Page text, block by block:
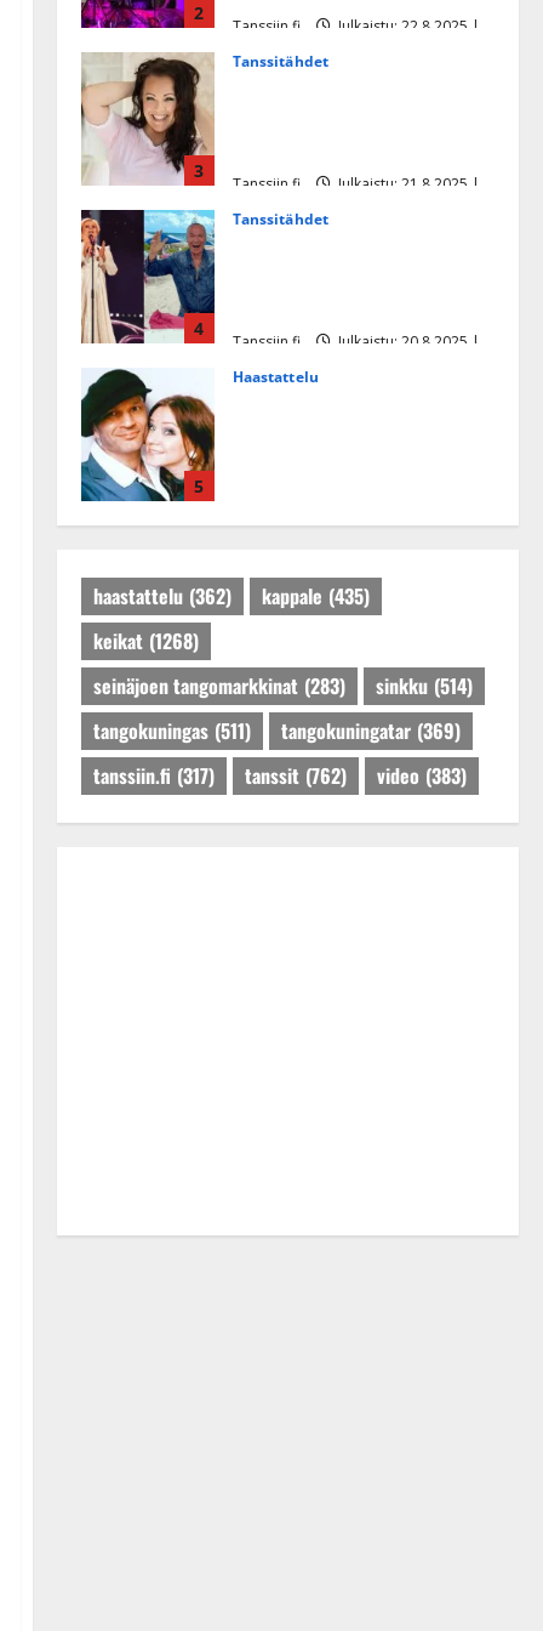
2
Tanssiin.fi
Julkaistu: 22.8.2025 |
3
Tanssitähdet
Tanssiin.fi
Julkaistu: 21.8.2025 |
4
Tanssitähdet
Tanssiin.fi
Julkaistu: 20.8.2025 |
5
Haastattelu
Tanssiin.fi
Julkaistu: 27.4.2025 |
haastattelu (362) kappale (435)
keikat (1268)
seinäjoen tangomarkkinat (283) sinkku (514)
tangokuningas (511) tangokuningatar (369)
tanssiin.fi (317) tanssit (762) video (383)